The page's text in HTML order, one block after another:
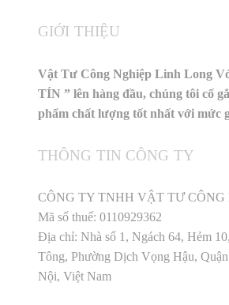
GIỚI THIỆU
Vật Tư Công Nghiệp Linh Long
TÍN ” lên hàng đầu, chúng tôi cố
phẩm chất lượng tốt nhất với mức
THÔNG TIN CÔNG TY
CÔNG TY TNHH VẬT TƯ CÔNG
Mã số thuế: 0110929362
Địa chỉ: Nhà số 1, Ngách 64, Hẻm
Tông, Phường Dịch Vọng Hậu,
Nội, Việt Nam